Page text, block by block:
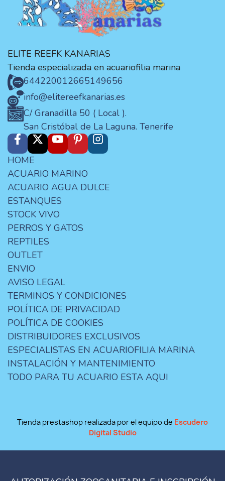
ELITE REEFK KANARIAS
Tienda especializada en acuariofilia marina
644220012665149656
info@elitereefkanarias.es
C/ Granadilla 50 ( Local ).
San Cristóbal de La Laguna. Tenerife
HOME
ACUARIO MARINO
ACUARIO AGUA DULCE
ESTANQUES
STOCK VIVO
PERROS Y GATOS
REPTILES
OUTLET
ENVIO
AVISO LEGAL
TERMINOS Y CONDICIONES
POLÍTICA DE PRIVACIDAD
POLÍTICA DE COOKIES
DISTRIBUIDORES EXCLUSIVOS
ESPECIALISTAS EN ACUARIOFILIA MARINA
INSTALACIÓN Y MANTENIMIENTO
TODO PARA TU ACUARIO ESTA AQUI
Tienda prestashop realizada por el equipo de Escudero
Digital Studio